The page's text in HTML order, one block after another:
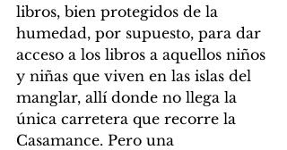
libros, bien protegidos de la
humedad, por supuesto, para dar
acceso a los libros a aquellos niños
y niñas que viven en las islas del
manglar, allí donde no llega la
única carretera que recorre la
Casamance. Pero una